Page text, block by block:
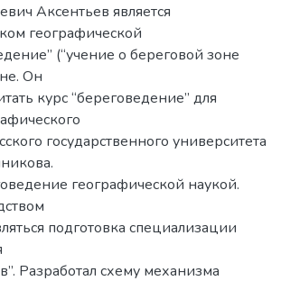
Аксентьев является
географической
(“учение о береговой зоне
Он
курс “береговедение” для
государственного университета
географической наукой.
подготовка специализации
Разработал схему механизма